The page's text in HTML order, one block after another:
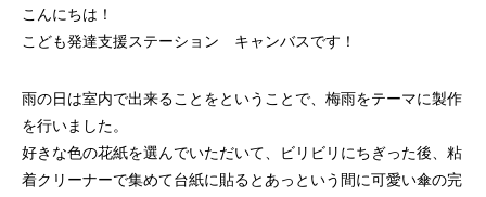
こんにちは！
こども発達支援ステーション キャンバスです！
雨の日は室内で出来ることをということで、梅雨をテーマに製作
を行いました。
好きな色の花紙を選んでいただいて、ビリビリにちぎった後、粘
着クリーナーで集めて台紙に貼るとあっという間に可愛い傘の完